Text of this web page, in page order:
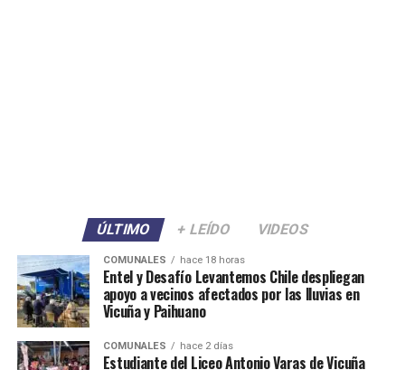
ÚLTIMO + LEÍDO VIDEOS
COMUNALES hace 18 horas
Entel y Desafío Levantemos Chile despliegan
apoyo a vecinos afectados por las lluvias en
Vicuña y Paihuano
COMUNALES hace 2 días
Estudiante del Liceo Antonio Varas de Vicuña